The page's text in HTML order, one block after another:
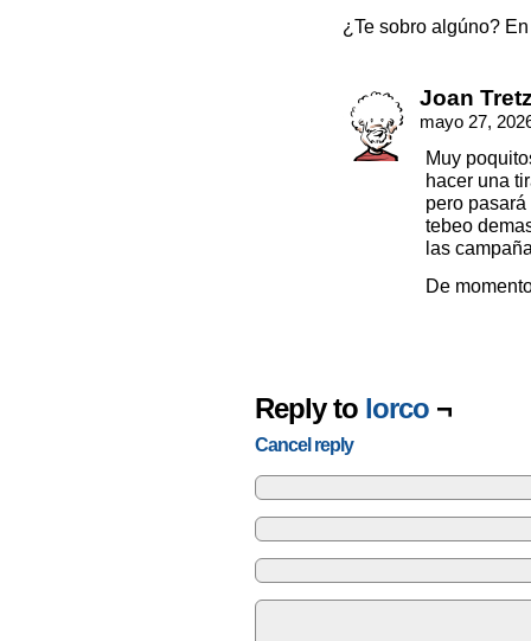
¿Te sobro algúno?
Joan
mayo 27,
Muy
hacer una
pero
tebeo
las
De
Reply to lorco ¬
Cancel reply